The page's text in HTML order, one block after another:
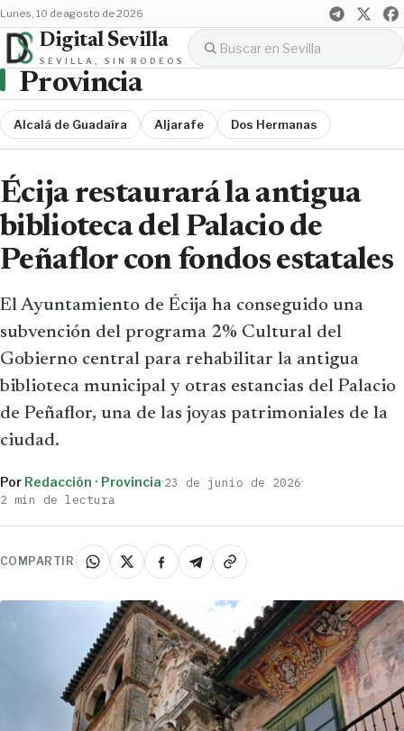
lunes, 10 de agosto de 2026
Digital Sevilla
SEVILLA, SIN RODEOS
Provincia
Alcalá de Guadaíra Aljarafe Dos Hermanas
Écija restaurará la antigua
biblioteca del Palacio de
Peñaflor con fondos estatales
El Ayuntamiento de Écija ha conseguido una
subvención del programa 2% Cultural del
Gobierno central para rehabilitar la antigua
biblioteca municipal y otras estancias del Palacio
de Peñaflor, una de las joyas patrimoniales de la
ciudad.
Por Redacción · Provincia·23 de junio de 2026·
2 min de lectura
COMPARTIR